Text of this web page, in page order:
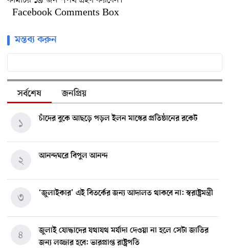
Facebook Comments Box
মন্তব্য করুন
সর্বশেষ জনপ্রিয়
চাঁদের বুকে আছড়ে পড়ল ইলন মাস্কের প্রতিষ্ঠানের রকেট
১
আনন্দঘরে বিপুল আনন্দ
২
‘জুলাইকার’ এই বিতর্কের জন্য আদালত থাকবে না: স্বরাষ্ট্রমন্ত্রী
৩
জুলাই যোদ্ধাদের যথাযথ মর্যাদা দেওয়া না হলে সেটা জাতির
জন্য লজ্জার হবে: ভারপ্রাপ্ত রাষ্ট্রপতি
৪